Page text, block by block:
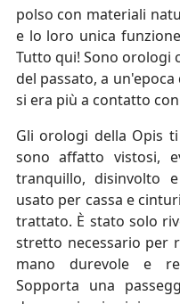
polso con materiali
e lo loro unica
Tutto qui! Sono orologi
del passato, a
si era più a contatto
Gli orologi della Opis
sono affatto vistosi,
tranquillo, disinvolto
usato per cassa e
trattato. È stato solo
stretto necessario per
mano durevole e
Sopporta una